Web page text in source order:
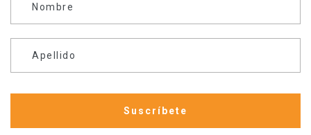
Nombre
Apellido